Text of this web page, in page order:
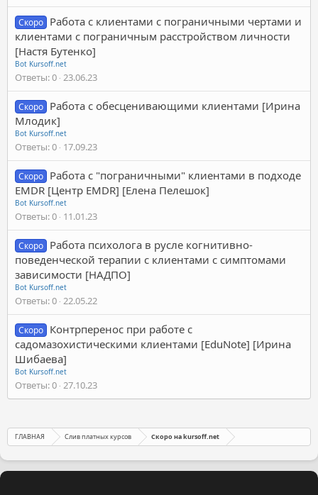
Скоро Работа с клиентами с пограничными чертами и
клиентами с пограничным расстройством личности
[Настя Бутенко]
Bot Kursoff.net
Ответы 0 23.06.23
Скоро Работа с обесценивающими клиентами [Ирина
Млодик]
Bot Kursoff.net
Ответы 0 17.09.23
Скоро Работа с "пограничными" клиентами в подходе
EMDR [Центр EMDR] [Елена Пелешок]
Bot Kursoff.net
Ответы 0 11.01.23
Скоро Работа психолога в русле когнитивно-
поведенческой терапии с клиентами с симптомами
зависимости [НАДПО]
Bot Kursoff.net
Ответы 0 22.05.22
Скоро Контрперенос при работе с
садомазохистическими клиентами [EduNote] [Ирина
Шибаева]
Bot Kursoff.net
Ответы 0 27.10.23
ГЛАВНАЯ Слив платных курсов Скоро на kursoff.net